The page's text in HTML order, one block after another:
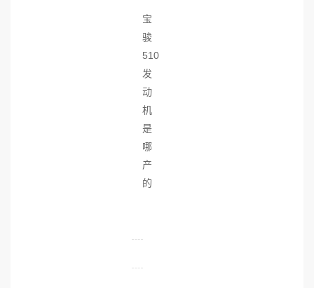
宝
骏
510
发
动
机
是
哪
产
的